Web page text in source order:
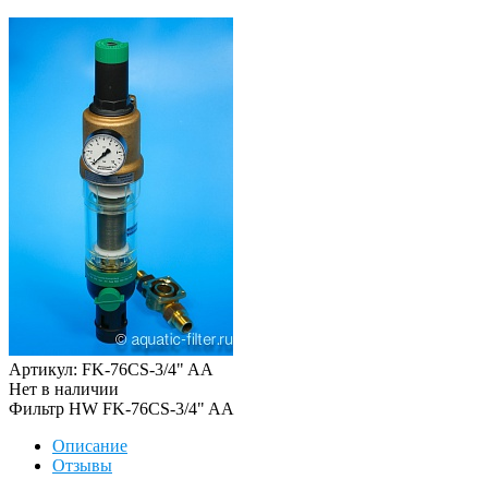
Артикул: FK-76CS-3/4" AA
Нет в наличии
Фильтр HW FK-76CS-3/4" AA
Описание
Отзывы